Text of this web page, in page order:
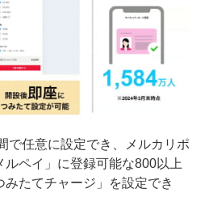
で任意に設定でき、メルカリポ
ルペイ」に登録可能な800以上
たてチャージ」を設定でき